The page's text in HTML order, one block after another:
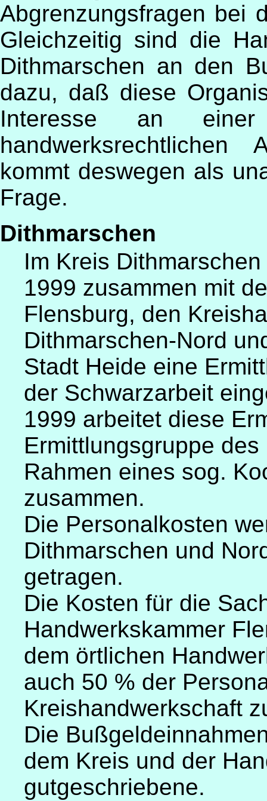
Abgrenzungsfragen bei
Gleichzeitig sind die
Dithmarschen an den
dazu, daß diese
Interesse an
handwerksrechtlichen
kommt deswegen als
Frage.
Dithmarschen
Im Kreis
1999 zusammen mit
Flensburg, den
Dithmarschen-Nord
Stadt Heide eine
der Schwarzarbeit
1999 arbeitet diese
Ermittlungsgruppe
Rahmen eines sog.
zusammen.
Die Personalkosten
Dithmarschen und
getragen.
Die Kosten für die
Handwerkskammer
dem örtlichen
auch 50 % der
Kreishandwerkschaft
Die
dem Kreis und der
gutgeschriebene.